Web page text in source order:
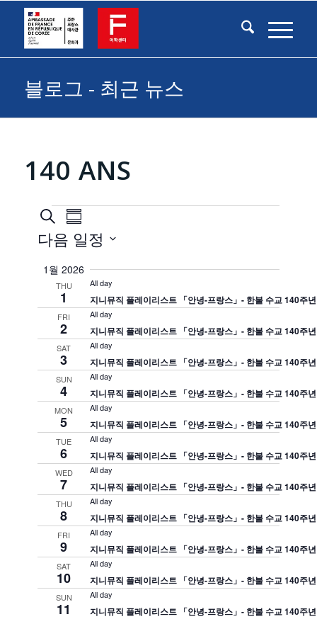
블로그 - 최근 뉴스
140 ANS
일
정
표
일
정
표
검
색
보
기
탐
색
검
색
하
기
이
벤
트
탐
Summary
다음 일정
date.
1월 2026
THU
1
All day
지니뮤직 플레이리스트 「안녕-프랑스」- 한불 수교 140주
FRI
2
All day
지니뮤직 플레이리스트 「안녕-프랑스」- 한불 수교 140주
SAT
3
All day
지니뮤직 플레이리스트 「안녕-프랑스」- 한불 수교 140주
SUN
4
All day
지니뮤직 플레이리스트 「안녕-프랑스」- 한불 수교 140주
MON
5
All day
지니뮤직 플레이리스트 「안녕-프랑스」- 한불 수교 140주
TUE
6
All day
지니뮤직 플레이리스트 「안녕-프랑스」- 한불 수교 140주
WED
7
All day
지니뮤직 플레이리스트 「안녕-프랑스」- 한불 수교 140주
THU
8
All day
지니뮤직 플레이리스트 「안녕-프랑스」- 한불 수교 140주
FRI
9
All day
지니뮤직 플레이리스트 「안녕-프랑스」- 한불 수교 140주
SAT
10
All day
지니뮤직 플레이리스트 「안녕-프랑스」- 한불 수교 140주
SUN
11
All day
지니뮤직 플레이리스트 「안녕-프랑스」- 한불 수교 140주